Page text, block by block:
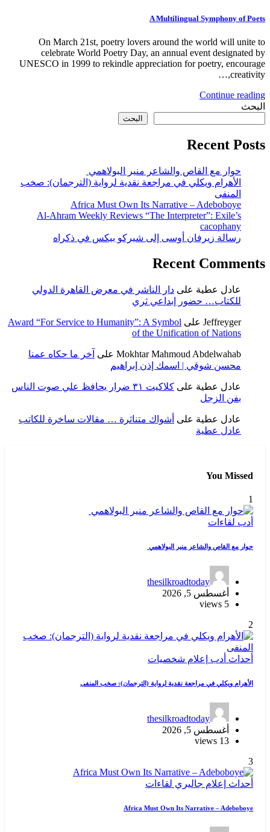
A Multilingual Symphony of Poets
On March 21st, poetry lovers around the world will unite to
celebrate World Poetry Day, an annual event designated by
UNESCO in 1999 to rekindle appreciation for poetry, encourage
creativity,…
Continue reading
البحث
البحث
Recent Posts
حوار مع القاص والشاعر منير البولاهمي
الأهرام ويكلي في مراجعة نقدية لرواية (الترجمان): صخب
المنفى
Africa Must Own Its Narrative – Adeboboye
Al-Ahram Weekly Reviews “The Interpreter”: Exile’s
cacophany
رسالة زيرفان أوسى إلى شيركو بيكس في ذكراه
Recent Comments
عادل عطية على دار الناشر في معرض القاهرة الدولي
للكتاب… حضور إبداعي ثري
Jeffreyger على Award “For Service to Humanity”: A Symbol
of the Unification of Nations
Mokhtar Mahmoud Abdelwahab على آخر ما حكاه عمنا
محسن شوقي | اسمك إذن إبراهيم
عادل عطية على
كلاكيت ٣١ ضرار يحافظ علي صوت الناس
بفن الزجل
عادل عطية على أشواك متناثرة … مقالات ساخرة للكاتب
عادل عطية
You Missed
1
أدب لقاءات
حوار مع القاص والشاعر منير البولاهمي
thesilkroadtoday
أغسطس 5, 2026
5 views
2
أحداث أدب إعلام شخصيات
الأهرام ويكلي في مراجعة نقدية لرواية (الترجمان): صخب المنفى
thesilkroadtoday
أغسطس 5, 2026
13 views
3
أحداث إعلام جاليري لقاءات
Africa Must Own Its Narrative – Adeboboye